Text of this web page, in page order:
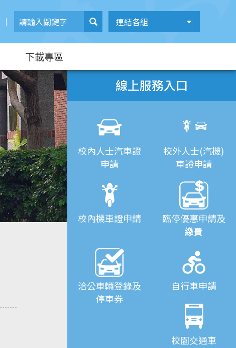
連結各組
下載專區
線上服務入口
校內人士汽車證
申請
校外人士(汽機)
車證申請
校內機車證申請
臨停優惠申請及
繳費
洽公車輛登錄及
停車券
自行車申請
校園交通車